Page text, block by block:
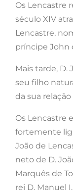
Os Lencastre
século XIV
Lencastre,
príncipe John
Mais tarde, D.
seu filho
da sua
Os Lencastre
fortemente
João de
neto de D.
Marquês de
rei D. Manuel I.